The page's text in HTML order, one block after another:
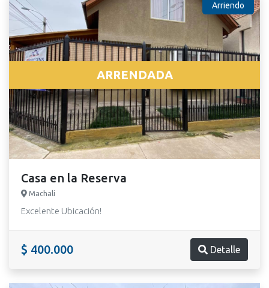
Arriendo
ARRENDADA
Casa en la Reserva
Machali
Excelente Ubicación!
$ 400.000 Detalle